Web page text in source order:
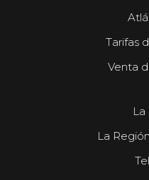
Tarifas
Venta
La
La